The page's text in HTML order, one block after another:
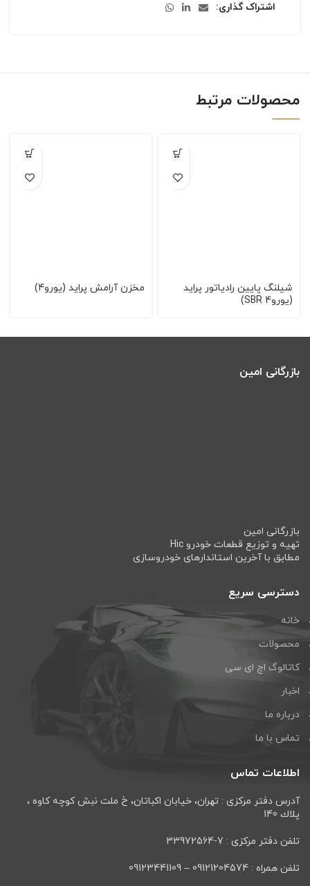
اشتراک گذاری
محصولات مرتبط
شيلنگ پايين رادياتور پرايد
(يورو4 SBR)
مخزن آرامش پرايد (يورو4)
بازرگانی امین
بازرگانی امین
تهیه و توزیع قطعات خودرو Hic
مطابق با آخرین استاندارهای خودروسازی
دسترسی سریع
خانه
محصولات
کاتالوگ اچ ای سی
اخبار
درباره ما
تماس با ما
اطلاعات تماس
آدرس دفتر مرکزی : تهران، خيابان اكباتان، خ ملت نبش كوچه كاوه ،
پلاك 140
تلفن دفتر مرکزی : 7-33972564
تلفن همراه : 09121204574 – 09123441109